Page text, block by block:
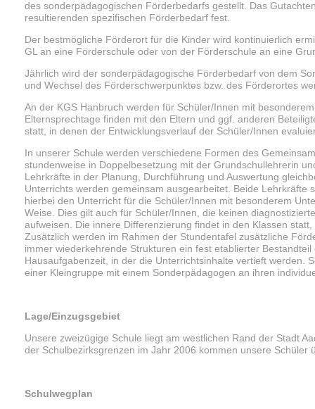
des sonderpädagogischen Förderbedarfs gestellt. Das
resultierenden spezifischen Förderbedarf fest.
Der bestmögliche Förderort für die Kinder wird kontinuierlich
GL an eine Förderschule oder von der Förderschule an eine
Jährlich wird der sonderpädagogische Förderbedarf von dem
und Wechsel des Förderschwerpunktes bzw. des Förderortes
An der KGS Hanbruch werden für Schüler/Innen mit
Elternsprechtage finden mit den Eltern und ggf. anderen
statt, in denen der Entwicklungsverlauf der Schüler/Innen
In unserer Schule werden verschiedene Formen des
stundenweise in Doppelbesetzung mit der Grundschullehrerin
Lehrkräfte in der Planung, Durchführung und Auswertung
Unterrichts werden gemeinsam ausgearbeitet. Beide
hierbei den Unterricht für die Schüler/Innen mit besonderem
Weise. Dies gilt auch für Schüler/Innen, die keinen
aufweisen. Die innere Differenzierung findet in den Klassen
Zusätzlich werden im Rahmen der Stundentafel zusätzliche
immer wiederkehrende Strukturen ein fest etablierter
Hausaufgabenzeit, in der die Unterrichtsinhalte vertieft werden.
einer Kleingruppe mit einem Sonderpädagogen an ihren
Lage/Einzugsgebiet
Unsere zweizügige Schule liegt am westlichen Rand der Stadt
der Schulbezirksgrenzen im Jahr 2006 kommen unsere Schüler
Schulwegplan